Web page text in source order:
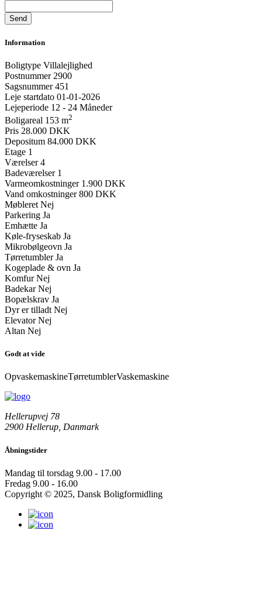
Information
Boligtype Villalejlighed
Postnummer 2900
Sagsnummer 451
Leje startdato 01-01-2026
Lejeperiode 12 - 24 Måneder
Boligareal 153 m2
Pris 28.000 DKK
Depositum 84.000 DKK
Etage 1
Værelser 4
Badeværelser 1
Varmeomkostninger 1.900 DKK
Vand omkostninger 800 DKK
Møbleret Nej
Parkering Ja
Emhætte Ja
Køle-fryseskab Ja
Mikrobølgeovn Ja
Tørretumbler Ja
Kogeplade & ovn Ja
Komfur Nej
Badekar Nej
Bopælskrav Ja
Dyr er tilladt Nej
Elevator Nej
Altan Nej
Godt at vide
OpvaskemaskineTørretumblerVaskemaskine
Hellerupvej 78
2900 Hellerup, Danmark
Åbningstider
Mandag til torsdag 9.00 - 17.00
Fredag 9.00 - 16.00
Copyright © 2025, Dansk Boligformidling